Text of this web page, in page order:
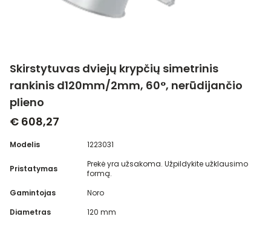
Skirstytuvas dviejų krypčių simetrinis
rankinis d120mm/2mm, 60°, nerūdijančio
plieno
€ 608,27
Modelis 1223031
Pristatymas
Prekė yra užsakoma. Užpildykite užklausimo
formą.
Gamintojas
Noro
Diametras
120 mm